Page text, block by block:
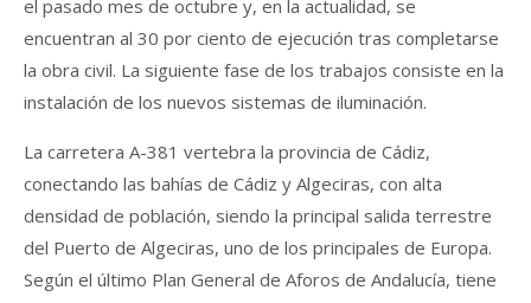
el pasado mes de octubre y, en la actualidad, se
encuentran al 30 por ciento de ejecución tras completarse
la obra civil. La siguiente fase de los trabajos consiste en la
instalación de los nuevos sistemas de iluminación.
La carretera A-381 vertebra la provincia de Cádiz,
conectando las bahías de Cádiz y Algeciras, con alta
densidad de población, siendo la principal salida terrestre
del Puerto de Algeciras, uno de los principales de Europa.
Según el último Plan General de Aforos de Andalucía, tiene